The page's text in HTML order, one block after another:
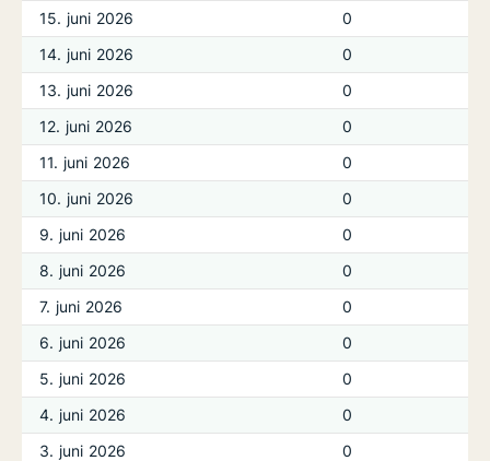
15. juni 2026
0
14. juni 2026
0
13. juni 2026
0
12. juni 2026
0
11. juni 2026
0
10. juni 2026
0
9. juni 2026
0
8. juni 2026
0
7. juni 2026
0
6. juni 2026
0
5. juni 2026
0
4. juni 2026
0
3. juni 2026
0